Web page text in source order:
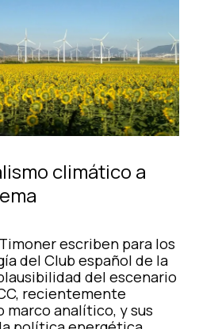
climático a
escriben para los
del Club español de la
del escenario
recientemente
analítico, y sus